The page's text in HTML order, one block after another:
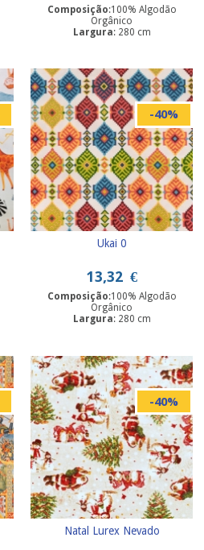
Composição:100% Algodão
Orgânico
Largura: 280 cm
-40%
Ukai 0
13,32 €
Composição:100% Algodão
Orgânico
Largura: 280 cm
-40%
Natal Lurex Nevado